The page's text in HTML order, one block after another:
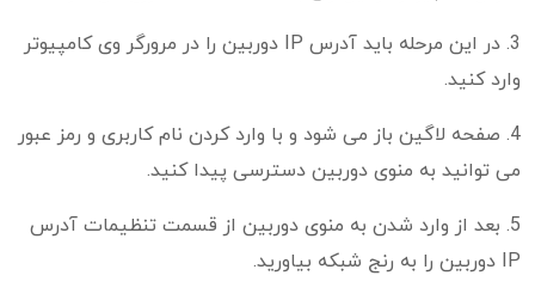
3. در این مرحله باید آدرس IP دوربین را در مرورگر وی کامپیوتر
وارد کنید.
4. صفحه لاگین باز می شود و با وارد کردن نام کاربری و رمز عبور
می توانید به منوی دوربین دسترسی پیدا کنید.
5. بعد از وارد شدن به منوی دوربین از قسمت تنظیمات آدرس
IP دوربین را به رنج شبکه بیاورید.